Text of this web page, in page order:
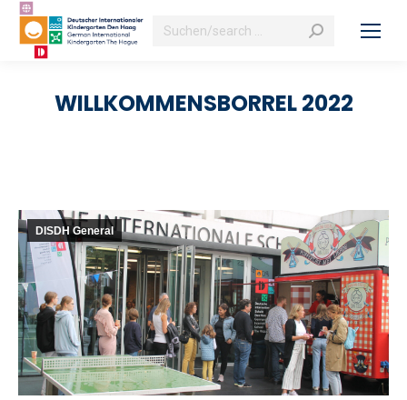
Search:
WILLKOMMENSBORREL 2022
DISDH General